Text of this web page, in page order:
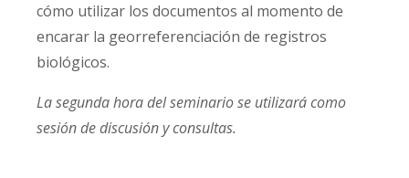
cómo utilizar los documentos al momento de
encarar la georreferenciación de registros
biológicos.
La segunda hora del seminario se utilizará como
sesión de discusión y consultas.